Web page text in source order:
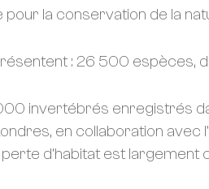
la conservation de la
: 26 500 espèces,
invertébrés enregistrés
en collaboration avec
d’habitat est